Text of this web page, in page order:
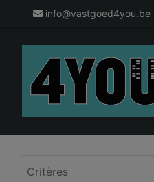
info@vastgoed4you.be